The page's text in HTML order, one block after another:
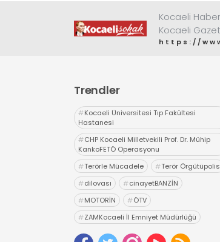
Kocaeli
Kocaeli
https://
Trendler
#Kocaeli Üniversitesi Tıp Fakültesi
Hastanesi
#CHP Kocaeli Milletvekili Prof. Dr. Mühip
KankoFETÖ Operasyonu
#Terörle Mücadele #Terör Örgütüpolis
#dilovası #cinayetBANZİN
#MOTORİN #ÖTV
#ZAMKocaeli İl Emniyet Müdürlüğü
#Uyuşturucu # uyarıcı madde ticareti